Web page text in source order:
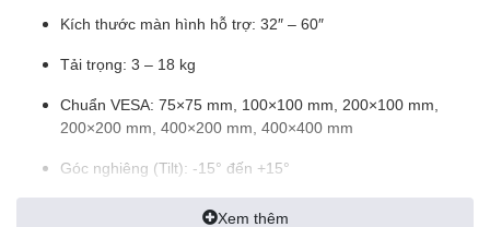
Kích thước màn hình hỗ trợ: 32″ – 60″
Tải trọng: 3 – 18 kg
Chuẩn VESA: 75×75 mm, 100×100 mm, 200×100 mm,
200×200 mm, 400×200 mm, 400×400 mm
Góc nghiêng (Tilt): -15° đến +15°
Góc xoay ngang (Swivel): ±90°
Xem thêm